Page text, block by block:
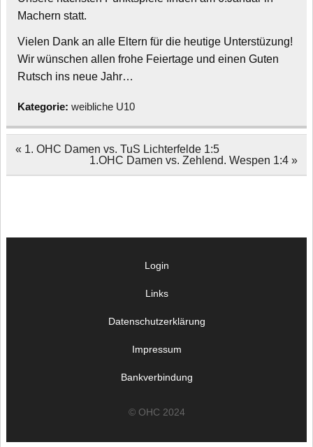
Machern statt.
Vielen Dank an alle Eltern für die heutige Unterstüzung!
Wir wünschen allen frohe Feiertage und einen Guten
Rutsch ins neue Jahr…
Kategorie: weibliche U10
Beitragsnavigation
« 1. OHC Damen vs. TuS Lichterfelde 1:5
1.OHC Damen vs. Zehlend. Wespen 1:4 »
Login
Links
Datenschutzerklärung
Impressum
Bankverbindung
© OHC 2024